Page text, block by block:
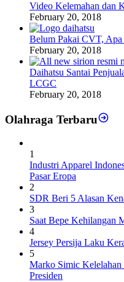
Video Kelemahan dan
February 20, 2018
Belum Pakai CVT,
February 20, 2018
Daihatsu Santai
LCGC
February 20, 2018
Olahraga Terbaru
1
Industri Apparel
Pasar Eropa
2
SDR Beri 5 Alasan
3
Saat Bepe Kehilangan
4
Jersey Persija Laku
5
Marko Simic Kelelahan
Presiden